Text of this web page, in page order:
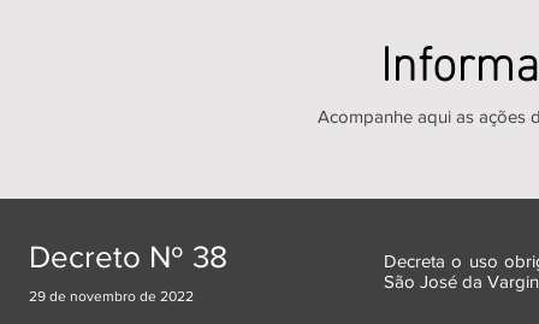
Acompanhe aqui as ações
Decreto Nº 38
29 de novembro de 2022
Decreta o uso
São José da